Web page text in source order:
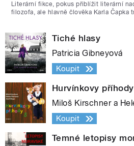
Literární fikce, pokus přiblížit literární
filozofa, ale hlavně člověka Karla Čapka
Tiché hlasy
Patricia Gibneyová
Koupit
Hurvínkovy
Miloš Kirschner a
Koupit
Temné letopisy